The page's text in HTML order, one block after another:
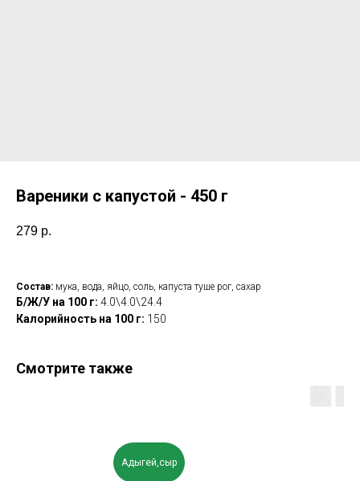
Вареники с капустой - 450 г
279 р.
Состав: мука, вода, яйцо, соль, капуста туше рог, сахар
Б/Ж/У на 100 г: 4.0\4.0\24.4
Калорийность на 100 г: 150
Смотрите также
Адыгей,сыр